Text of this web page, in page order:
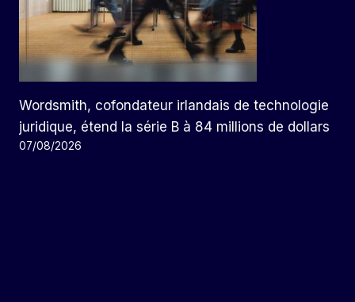
Wordsmith, cofondateur irlandais de technologie
juridique, étend la série B à 84 millions de dollars
07/08/2026